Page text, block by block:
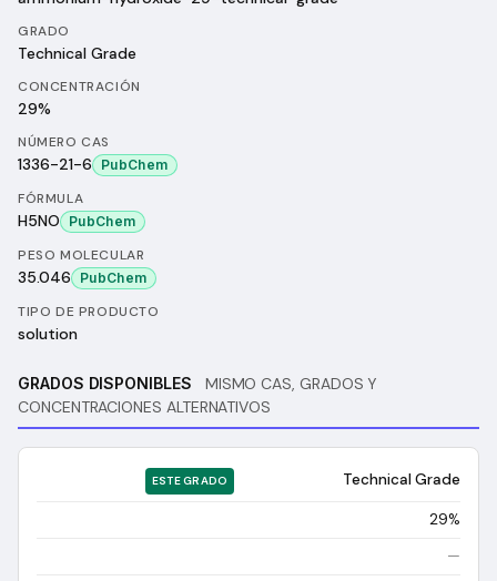
GRADO
Technical Grade
CONCENTRACIÓN
29%
NÚMERO CAS
1336-21-6 PubChem
FÓRMULA
H5NO PubChem
PESO MOLECULAR
35.046 PubChem
TIPO DE PRODUCTO
solution
GRADOS DISPONIBLES
MISMO CAS, GRADOS Y
CONCENTRACIONES ALTERNATIVOS
ESTE GRADO Technical Grade
29%
—